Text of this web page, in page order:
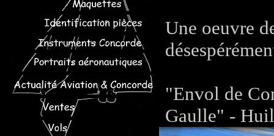
Une oeuvre
"Envol de
Gaulle" -